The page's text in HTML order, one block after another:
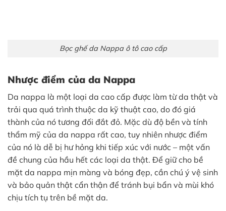
Bọc ghế da Nappa ô tô cao cấp
Nhược điểm của da Nappa
Da nappa là một loại da cao cấp được làm từ da thật và
trải qua quá trình thuộc da kỹ thuật cao, do đó giá
thành của nó tương đối đắt đỏ. Mặc dù độ bền và tính
thẩm mỹ của da nappa rất cao, tuy nhiên nhược điểm
của nó là dễ bị hư hỏng khi tiếp xúc với nước – một vấn
đề chung của hầu hết các loại da thật. Để giữ cho bề
mặt da nappa mịn màng và bóng đẹp, cần chú ý vệ sinh
và bảo quản thật cẩn thận để tránh bụi bẩn và mùi khó
chịu tích tụ trên bề mặt da.